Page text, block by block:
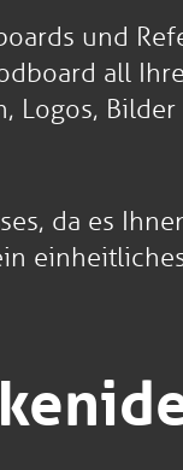
und
all
Logos,
da es